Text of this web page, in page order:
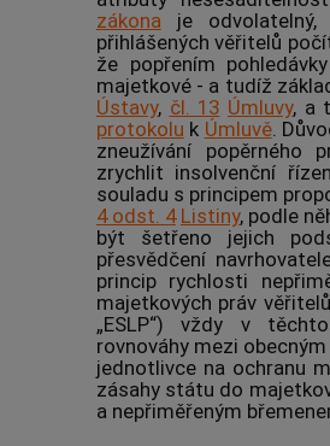
zákona je
přihlášených věřitelů
že popřením
majetkové - a tudíž
Ústavy, čl. 13 Úmluvy, a
protokolu k Úmluvě.
zneužívání popěrného
zrychlit insolvenční
souladu s principem
4 odst. 4 Listiny, podle
být šetřeno jejich
přesvědčení
princip rychlosti
majetkových práv
„ESLP“) vždy v
rovnováhy mezi
jednotlivce na ochranu
zásahy státu do
a nepřiměřeným